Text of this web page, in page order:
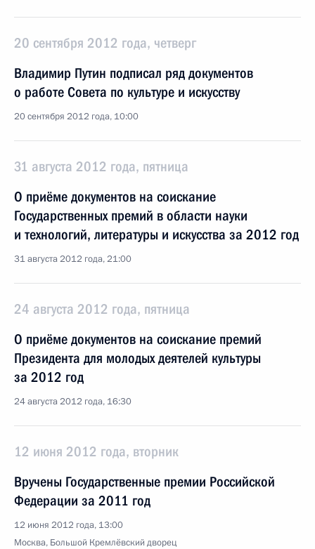
20 сентября 2012 года, четверг
Владимир Путин подписал ряд документов
о работе Совета по культуре и искусству
20 сентября 2012 года, 10:00
31 августа 2012 года, пятница
О приёме документов на соискание
Государственных премий в области науки
и технологий, литературы и искусства за 2012 год
31 августа 2012 года, 21:00
24 августа 2012 года, пятница
О приёме документов на соискание премий
Президента для молодых деятелей культуры
за 2012 год
24 августа 2012 года, 16:30
12 июня 2012 года, вторник
Вручены Государственные премии Российской
Федерации за 2011 год
12 июня 2012 года, 13:00
Москва, Большой Кремлёвский дворец